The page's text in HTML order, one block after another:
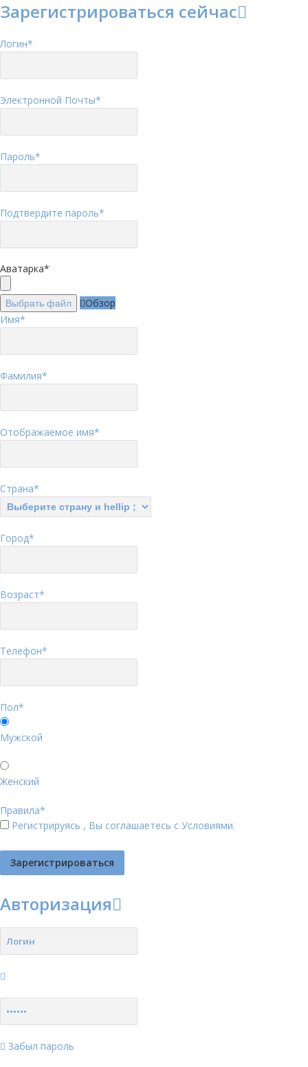
Зарегистрироваться сейчас
Логин*
Электронной Почты*
Пароль*
Подтвердите пароль*
Аватарка*
Выбрать файл
Обзор
Имя*
Фамилия*
Отображаемое имя*
Страна*
Город*
Возраст*
Телефон*
Пол*
Мужской
Женский
Правила*
Регистрируясь , Вы соглашаетесь с Условиями.
Авторизация
Забыл пароль